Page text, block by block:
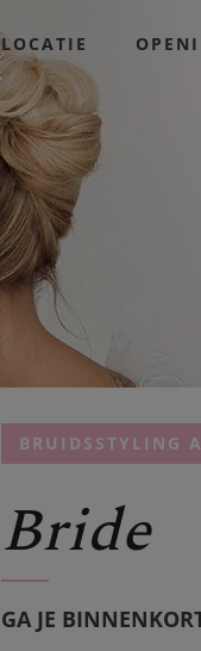
LOCATIE
BRUIDSSTYLING
Bride
GA JE